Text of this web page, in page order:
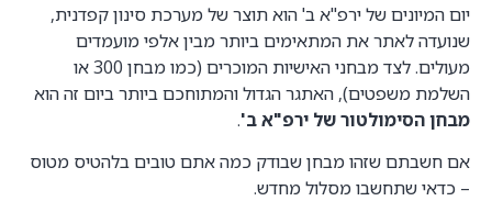
יום המיונים של ירפ"א ב' הוא תוצר של מערכת סינון קפדנית,
שנועדה לאתר את המתאימים ביותר מבין אלפי מועמדים
מעולים. לצד מבחני האישיות המוכרים (כמו מבחן 300 או
השלמת משפטים), האתגר הגדול והמתוחכם ביותר ביום זה הוא
מבחן הסימולטור של ירפ"א ב'.
אם חשבתם שזהו מבחן שבודק כמה אתם טובים בלהטיס מטוס
– כדאי שתחשבו מסלול מחדש.